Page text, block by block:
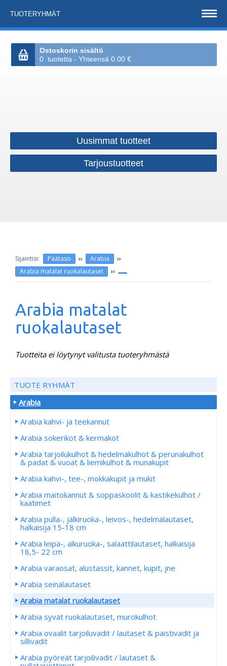
TUOTERYHMÄT
Ostoskorin sisältö
0 tuotetta - Yhteensä 0.00 €
Uusimmat tuotteet
Tarjoustuotteet
Päätaso ›› Arabia ››
Arabia matalat ruokalautaset ››
Arabia matalat
ruokalautaset
Tuotteita ei löytynyt valitusta tuoteryhmästä
TUOTE RYHMÄT
Arabia
Arabia kahvi- ja teekannut
Arabia sokerikot & kermakot
Arabia tarjoilukulhot & hedelmäkulhot & perunakulhot
& padat & vuoat & liemikulhot & munakupit
Arabia kahvi-, tee-, mokkakupit ja mukit
Arabia maitokannut & soppaskoolit & kastikekulhot /
kaatimet
Arabia pulla-, jälkiruoka-, leivos-, hedelmälautaset,
halkaisija 15-18 cm
Arabia leipä-, alkuruoka-, salaattilautaset, halkaisija
18,5- 22 cm
Arabia varaosat, alustassit, kannet, kupit, jne
Arabia seinälautaset
Arabia matalat ruokalautaset
Arabia syvät ruokalautaset, murokulhot
Arabia ovaalit tarjoiluvadit / lautaset & paistivadit ja
sillivadit
Arabia pyöreät tarjoilivadit / lautaset &